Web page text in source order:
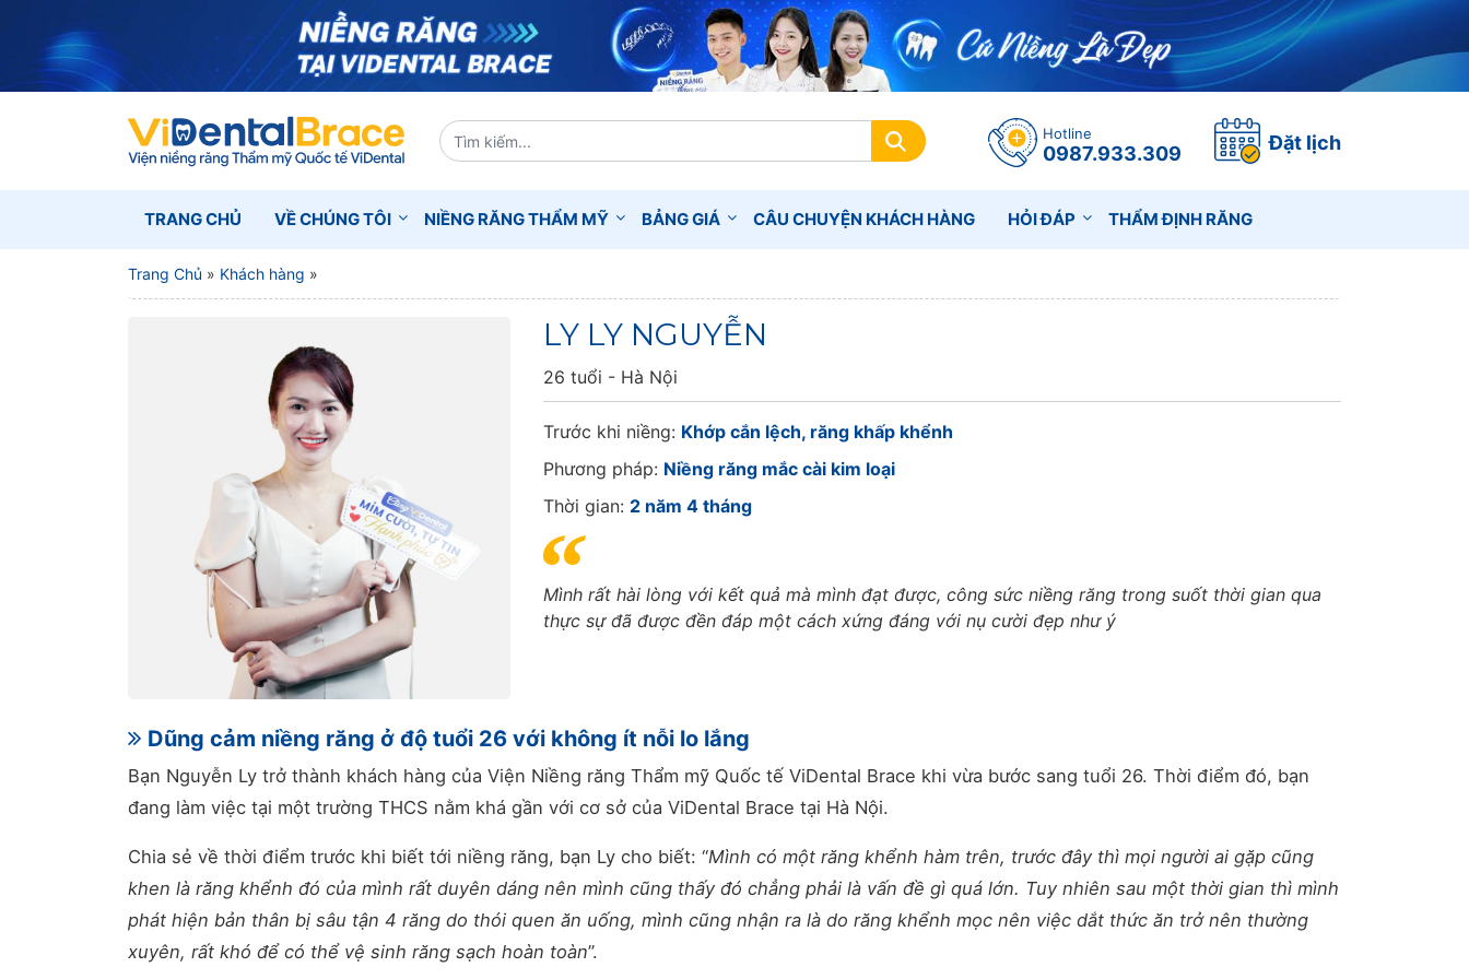
Hotline
0987.933.309 Đặt lịch
TRANG CHỦ VỀ CHÚNG TÔI NIỀNG RĂNG THẨM MỸ BẢNG GIÁ CÂU CHUYỆN KHÁCH HÀNG HỎI ĐÁP THẨM ĐỊNH RĂNG
Trang Chủ » Khách hàng »
LY LY NGUYỄN
26 tuổi - Hà Nội
Trước khi niềng: Khớp cắn lệch, răng khấp khểnh
Phương pháp: Niềng răng mắc cài kim loại
Thời gian: 2 năm 4 tháng
Mình rất hài lòng với kết quả mà mình đạt được, công sức niềng răng trong suốt thời gian qua
thực sự đã được đền đáp một cách xứng đáng với nụ cười đẹp như ý
Dũng cảm niềng răng ở độ tuổi 26 với không ít nỗi lo lắng
Bạn Nguyễn Ly trở thành khách hàng của Viện Niềng răng Thẩm mỹ Quốc tế ViDental Brace khi vừa bước sang tuổi 26. Thời điểm đó, bạn
đang làm việc tại một trường THCS nằm khá gần với cơ sở của ViDental Brace tại Hà Nội.
Chia sẻ về thời điểm trước khi biết tới niềng răng, bạn Ly cho biết: “Mình có một răng khểnh hàm trên, trước đây thì mọi người ai gặp cũng
khen là răng khểnh đó của mình rất duyên dáng nên mình cũng thấy đó chẳng phải là vấn đề gì quá lớn. Tuy nhiên sau một thời gian thì mình
phát hiện bản thân bị sâu tận 4 răng do thói quen ăn uống, mình cũng nhận ra là do răng khểnh mọc nên việc dắt thức ăn trở nên thường
xuyên, rất khó để có thể vệ sinh răng sạch hoàn toàn”.